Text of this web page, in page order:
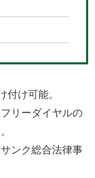
付け可能。
リーダイヤルの
ンク総合法律事